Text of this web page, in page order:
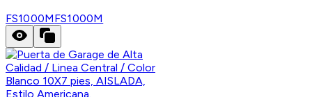
FS1000MFS1000M